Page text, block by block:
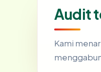
Audit
Kami